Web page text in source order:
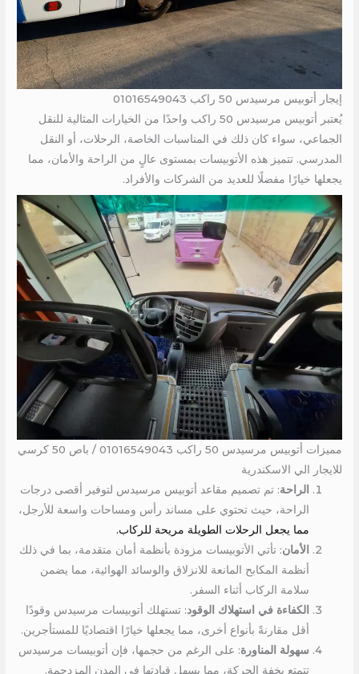
إيجار أتوبيس مرسيدس 50 راكب 01016549043
يُعتبر أتوبيس مرسيدس 50 راكب واحدًا من الخيارات المثالية للنقل
الجماعي، سواء كان ذلك في المناسبات الخاصة، الرحلات، أو النقل
المدرسي. تتميز هذه الأتوبيسات بمستوى عالٍ من الراحة والأمان، مما
يجعلها خيارًا مفضلًا للعديد من الشركات والأفراد.
مميزات أتوبيس مرسيدس 50 راكب 01016549043 / باص 50 كرسي
للايجار الي الاسكندرية
الراحة: تم تصميم مقاعد أتوبيس مرسيدس لتوفير أقصى درجات
الراحة، حيث تحتوي على مساند رأس ومساحات واسعة للأرجل،
مما يجعل الرحلات الطويلة مريحة للركاب.
الأمان: تأتي الأتوبيسات مزودة بأنظمة أمان متقدمة، بما في ذلك
أنظمة المكابح المانعة للانزلاق والوسائد الهوائية، مما يضمن
سلامة الركاب أثناء السفر.
الكفاءة في استهلاك الوقود: تستهلك أتوبيسات مرسيدس وقودًا
أقل مقارنةً بأنواع أخرى، مما يجعلها خيارًا اقتصاديًا للمستأجرين.
سهولة المناورة: على الرغم من حجمها، فإن أتوبيسات مرسيدس
تتمتع بخفة الحركة، مما يسهل قيادتها في المدن المزدحمة.